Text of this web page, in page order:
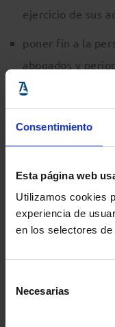
Consentimiento
Esta página web
Utilizamos cookies
experiencia de
en los selectores
Necesarias
ejercicio de sus
poner fin a la
abogados y
Declaración
CONTEXTO
En julio de 2016,
entonces, el CCBE
acontecimientos